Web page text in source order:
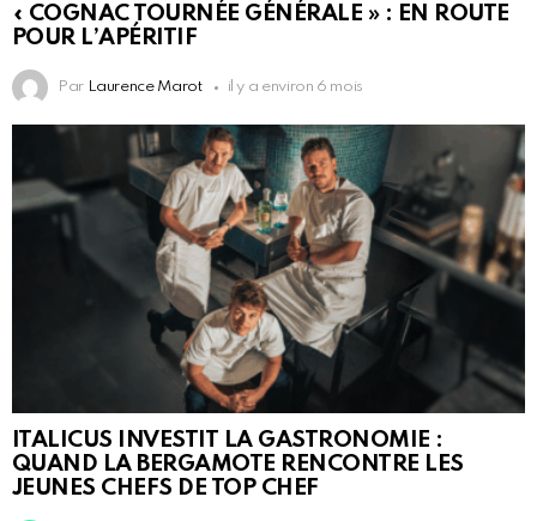
« COGNAC TOURNÉE GÉNÉRALE » : EN ROUTE
POUR L’APÉRITIF
Par Laurence Marot il y a environ 6 mois
ITALICUS INVESTIT LA GASTRONOMIE :
QUAND LA BERGAMOTE RENCONTRE LES
JEUNES CHEFS DE TOP CHEF